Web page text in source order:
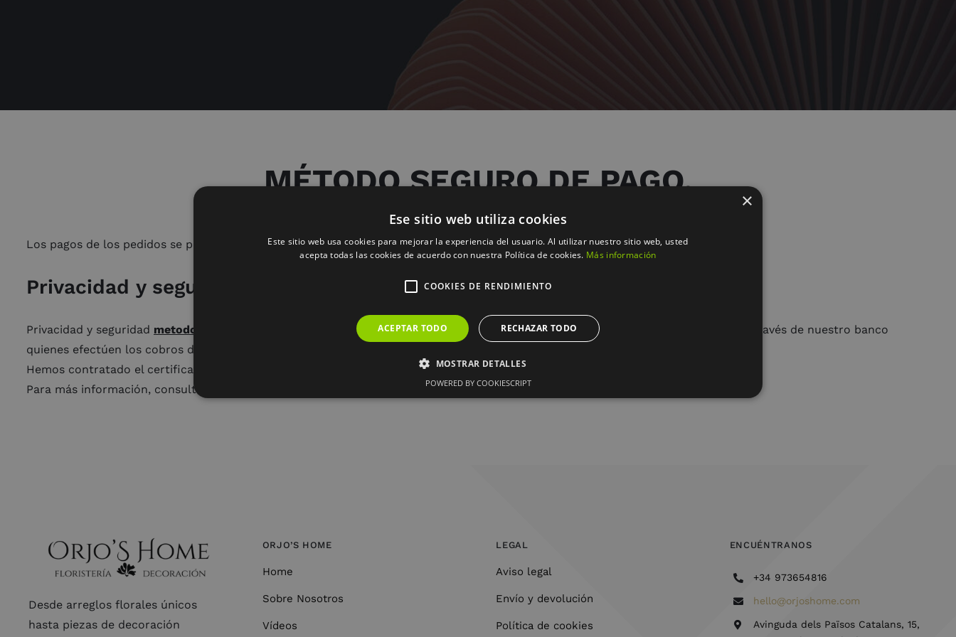
MÉTODO SEGURO DE PAGO.
Los pagos de los pedidos se pueden realizar con tarjeta de crédito o débito a través de nuestra web.
Privacidad y seguridad
Privacidad y seguridad metodos de pago
, son una manera fiable, segura y rápida de realizar pagos por internet. En efecto, al ser a través de nuestro banco
quienes efectúen los cobros directamente a nuestros clientes,
Hemos contratado el certificado SSL, que protege la privacidad del usuario mientras navega o compra en la web.
Para más información, consulte nuestra
y nuestraPolítica de Cookies
Desde arreglos florales únicos
hasta piezas de decoración
ORJO’S HOME
Home
Sobre Nosotros
Vídeos
LEGAL
Aviso legal
Envío y devolución
Política de cookies
ENCUÉNTRANOS
+34 973654816
hello@orjoshome.com
Avinguda dels Països Catalans, 15,
×
Ese sitio web utiliza cookies
Este sitio web usa cookies para mejorar la experiencia del usuario. Al utilizar nuestro sitio web, usted
acepta todas las cookies de acuerdo con nuestra Política de cookies. Más información
COOKIES DE RENDIMIENTO
ACEPTAR TODO RECHAZAR TODO
MOSTRAR DETALLES
POWERED BY COOKIESCRIPT